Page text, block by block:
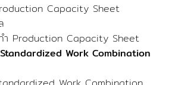
Capacity Sheet
ำ Production Capacity Sheet
Work Combination